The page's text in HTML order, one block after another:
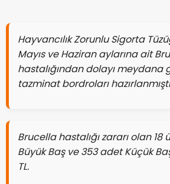
Hayvancılık Zorunlu Sigorta
Mayıs ve Haziran aylarına ait
hastalığından dolayı meydana
tazminat bordroları
Brucella hastalığı zararı olan 18
Büyük Baş ve 353 adet Küçük
TL.